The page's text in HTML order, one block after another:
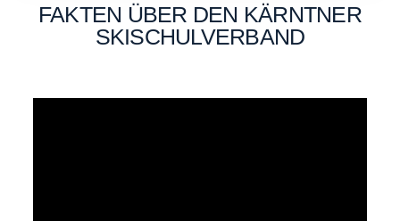
FAKTEN ÜBER DEN KÄRNTNER
SKISCHULVERBAND